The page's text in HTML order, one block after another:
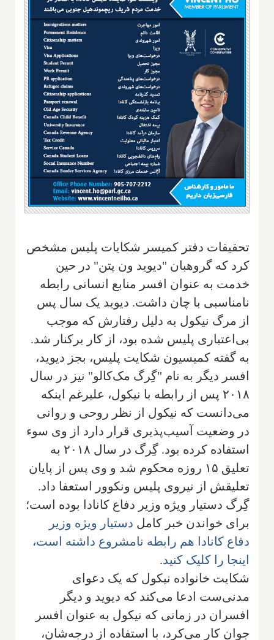
تحقیقات دفتر کمیسر شکایات پلیس مشخص
کرد که گروهبان "دیوید ون پتن" در حین
خدمت به عنوان افسر منابع انسانی رابطه
نامناسبی با چان داشت. دیوید یک سال پس
از مرگ نیکول به دلیل رفتارش که موجب
بی‌اعتباری پلیس شده بود، از کار برکنار شد.
به گفته کمیسیون شکایت پلیس، بجز دیوید،
افسر دیگر به نام "گِرگ مک‌کالو" نیز در سال
۲۰۱۸ پس از رابطه با نیکول، علیرغم اینکه
می‌دانست که نیکول از نظر روحی و روانی
در وضعیت آسیب‌پذیری قرار دارد از وی سوء
استفاده کرده بود. گِرگ در سال ۲۰۱۸ به
تعلیق ۱۵ روزه محکوم شد و وی پس از پایان
تعلیقش از نیروی پلیس ونکوور استعفا داد.
گِرگ دستیار ویژه وزیر دفاع کانادا بوده است؛
برای خواندن خبر کامل دستیار ویژه وزیر
دفاع کانادا هم رابطه نامشروع داشته است،
اینجا را کلیک کنید.
شکایت خانواده نیکول که یک دعوای
مدنی‌ست ادعا می‌کند که دیوید و دیگر
افسران در زمانی که نیکول به عنوان افسر
جوان کار می‌کرد، با استفاده از درجه‌شان،